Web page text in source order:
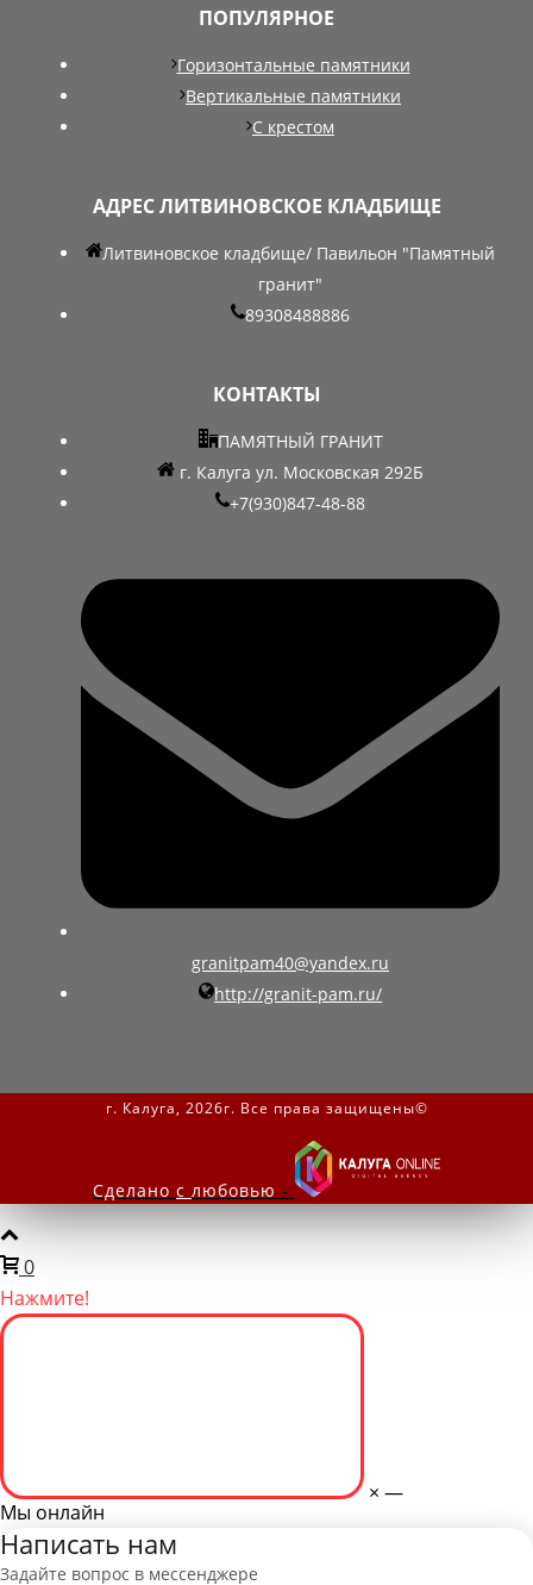
ПОПУЛЯРНОЕ
Горизонтальные памятники
Вертикальные памятники
С крестом
АДРЕС ЛИТВИНОВСКОЕ КЛАДБИЩЕ
Литвиновское кладбище/ Павильон "Памятный
гранит"
89308488886
КОНТАКТЫ
ПАМЯТНЫЙ ГРАНИТ
г. Калуга ул. Московская 292Б
+7(930)847-48-88
granitpam40@yandex.ru
http://granit-pam.ru/
г. Калуга, 2026г. Все права защищены©
Сделано с любовью -
0
Нажмите!
× —
Мы онлайн
Написать нам
Задайте вопрос в мессенджере